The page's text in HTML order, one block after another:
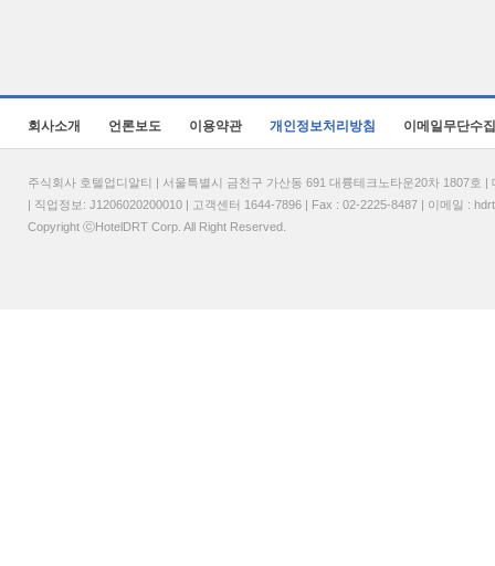
회사소개 언론보도 이용약관 개인정보처리방침 이메일무단수
주식회사 호텔업디알티 | 서울특별시 금천구 가산동 691 대륭테크노타운20차 1807
| 직업정보: J1206020200010 | 고객센터 1644-7896 | Fax : 02-2225-8487 | 이메일 :
Copyright ⓒHotelDRT Corp. All Right Reserved.